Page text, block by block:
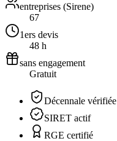
entreprises (Sirene)
67
1ers devis
48 h
sans engagement
Gratuit
Décennale vérifiée
SIRET actif
RGE certifié